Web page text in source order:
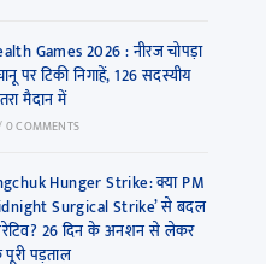
Games 2026 : नीरज चोपड़ा
पर टिकी निगाहें, 126 सदस्यीय
मैदान में
0 COMMENTS
Hunger Strike: क्या PM
Surgical Strike’ से बदल
26 दिन के अनशन से लेकर
पड़ताल